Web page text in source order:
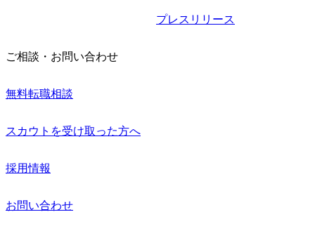
プレスリリース
ご相談・お問い合わせ
無料転職相談
スカウトを受け取った方へ
採用情報
お問い合わせ